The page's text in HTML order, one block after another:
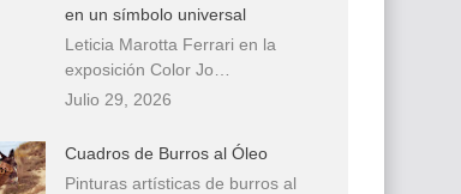
en un símbolo universal
Leticia Marotta Ferrari en la
exposición Color Jo…
Julio 29, 2026
Cuadros de Burros al Óleo
Pinturas artísticas de burros al